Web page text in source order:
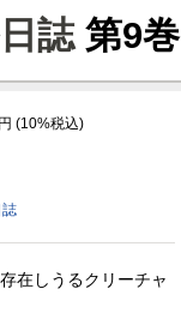
誌第9巻
(10%税込)
在しうるクリーチャ